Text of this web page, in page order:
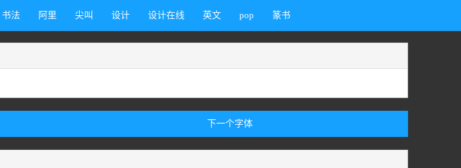
书法 阿里 尖叫 设计 设计在线 英文 pop 篆书
下一个字体